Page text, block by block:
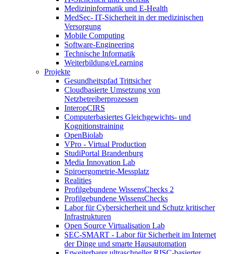
Medizininformatik und E-Health
MedSec- IT-Sicherheit in der medizinischen
Versorgung
Mobile Computing
Software-Engineering
Technische Informatik
Weiterbildung/eLearning
Projekte
Gesundheitspfad Trittsicher
Cloudbasierte Umsetzung von
Netzbetreiberprozessen
InteropCIRS
Computerbasiertes Gleichgewichts- und
Kognitionstraining
OpenBiolab
VPro - Virtual Production
StudiPortal Brandenburg
Media Innovation Lab
Spiroergometrie-Messplatz
Realities
Profilgebundene WissensChecks 2
Profilgebundene WissensChecks
Labor für Cybersicherheit und Schutz kritischer
Infrastrukturen
Open Source Virtualisation Lab
SEC-SMART - Labor für Sicherheit im Internet
der Dinge und smarte Hausautomation